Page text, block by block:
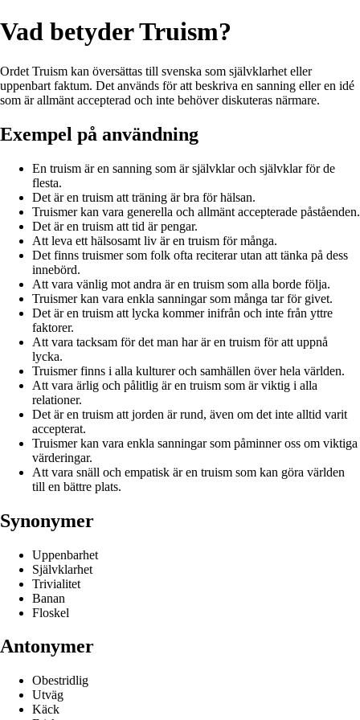
Vad betyder Truism?
Ordet Truism kan översättas till svenska som självklarhet eller
uppenbart faktum. Det används för att beskriva en sanning eller en idé
som är allmänt accepterad och inte behöver diskuteras närmare.
Exempel på användning
En truism är en sanning som är självklar och självklar för de
flesta.
Det är en truism att träning är bra för hälsan.
Truismer kan vara generella och allmänt accepterade påståenden.
Det är en truism att tid är pengar.
Att leva ett hälsosamt liv är en truism för många.
Det finns truismer som folk ofta reciterar utan att tänka på dess
innebörd.
Att vara vänlig mot andra är en truism som alla borde följa.
Truismer kan vara enkla sanningar som många tar för givet.
Det är en truism att lycka kommer inifrån och inte från yttre
faktorer.
Att vara tacksam för det man har är en truism för att uppnå
lycka.
Truismer finns i alla kulturer och samhällen över hela världen.
Att vara ärlig och pålitlig är en truism som är viktig i alla
relationer.
Det är en truism att jorden är rund, även om det inte alltid varit
accepterat.
Truismer kan vara enkla sanningar som påminner oss om viktiga
värderingar.
Att vara snäll och empatisk är en truism som kan göra världen
till en bättre plats.
Synonymer
Uppenbarhet
Självklarhet
Trivialitet
Banan
Floskel
Antonymer
Obestridlig
Utväg
Käck